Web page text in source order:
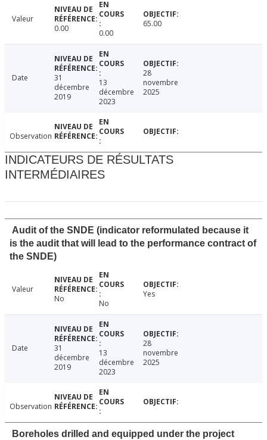
Valeur
0.00
0.00
65.00
Date
31
décembre
2019
13
décembre
2023
28
novembre
2025
Observation
INDICATEURS DE RÉSULTATS
INTERMÉDIAIRES
Audit of the SNDE (indicator reformulated because it
is the audit that will lead to the performance contract of
the SNDE)
Valeur
No
No
Yes
Date
31
décembre
2019
13
décembre
2023
28
novembre
2025
Observation
Boreholes drilled and equipped under the project